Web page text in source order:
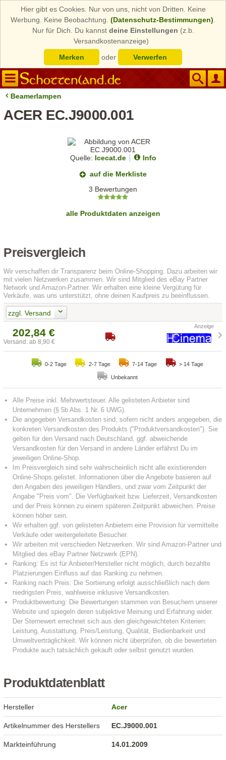
Hier gibt es Cookies. Nur von uns, nicht von Dritten. Keine
Werbung. Keine Beobachtung. (Datenschutz-Bestimmungen)
Nur für Dich. Du kannst deine Einstellungen (z.b.
Versandkostenanzeige)
Merken
oder Verwerfen
Beamerlampen
ACER EC.J9000.001
Quelle: Icecat.de
Info
auf die Merkliste
3 Bewertungen
alle Produktdaten anzeigen
Preisvergleich
Wir verschaffen dir Transparenz beim Online-Shopping. Dazu arbeiten wir
mit vielen Netzwerken zusammen. Wir sind Mitglied des eBay Partner
Network und Amazon-Partner. Wir erhalten eine kleine Vergütung für
Verkäufe, was uns unterstützt, ohne deinen Kaufpreis zu beeinflussen.
zzgl. Versand
202,84 €
Versand: ab 8,90 €
0-2 Tage 2-7 Tage 7-14 Tage > 14 Tage
Unbekannt
Produktdatenblatt
Hersteller Acer
Artikelnummer des Herstellers EC.J9000.001
Markteinführung 14.01.2009